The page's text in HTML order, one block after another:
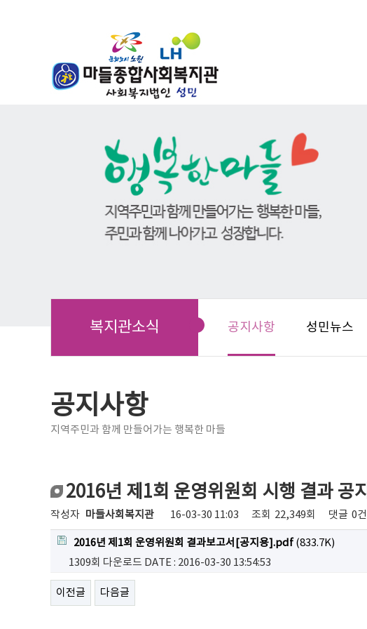
복지관소식 공지사항 성민뉴스
공지사항
지역주민과 함께 만들어가는 행복한 마들
2016년 제1회 운영위원회 시행 결과 공지
작성자 마들사회복지관 16-03-30 11:03 조회 22,349회 댓글 0건
2016년 제1회 운영위원회 결과보고서[공지용].pdf (833.7K)
1309회 다운로드 DATE : 2016-03-30 13:54:53
이전글 다음글